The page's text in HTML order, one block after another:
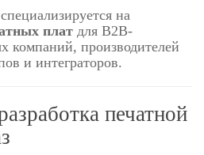
специализируется на
плат для B2B-
компаний, производителей
и интеграторов.
печатной